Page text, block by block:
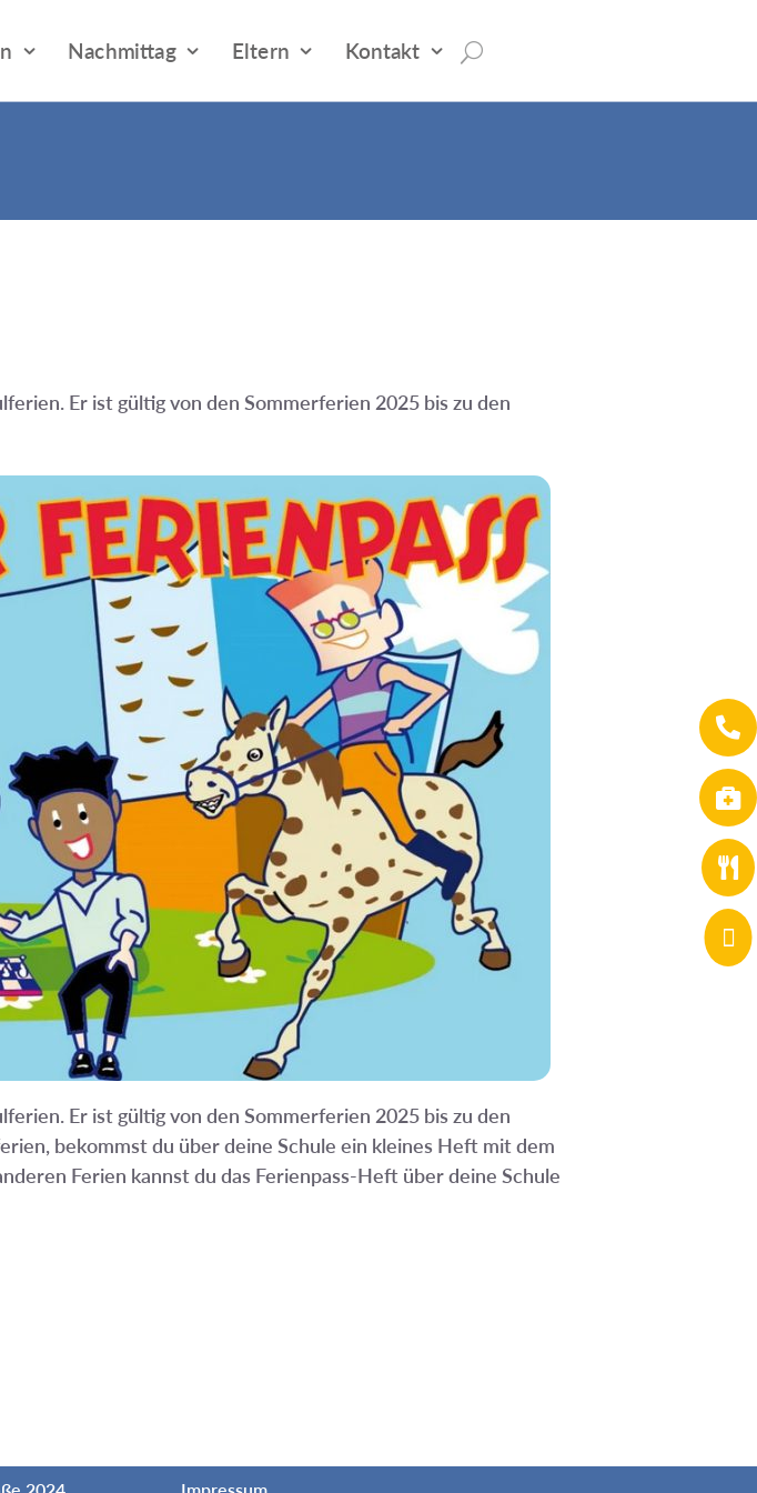
Nachmittag Eltern Kontakt




Er ist gültig von den Sommerferien 2025 bis zu den
Er ist gültig von den Sommerferien 2025 bis zu den
bekommst du über deine Schule ein kleines Heft mit dem
Ferien kannst du das Ferienpass-Heft über deine Schule